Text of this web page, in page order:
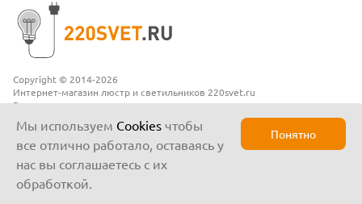
Copyright © 2014-2026
Интернет-магазин люстр и светильников 220svet.ru
Все права защищены
Мы используем Cookies чтобы
все отлично работало, оставаясь у
нас вы соглашаетесь с их
обработкой.
Понятно